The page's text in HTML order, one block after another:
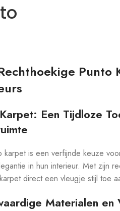
Een Tijdloze
karpet is een verfijnde keuze
in hun interieur. Met zijn
direct een vleugje stijl toe
Materialen en